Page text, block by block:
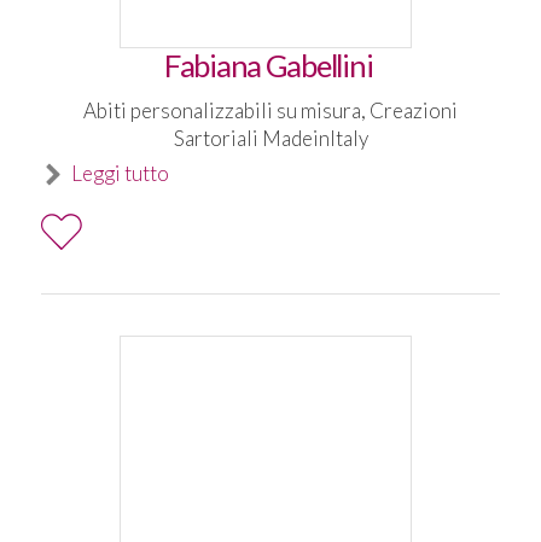
Fabiana Gabellini
Abiti personalizzabili su misura, Creazioni
Sartoriali MadeinItaly
Leggi tutto